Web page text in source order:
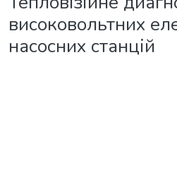
високовольтних
насосних станцій